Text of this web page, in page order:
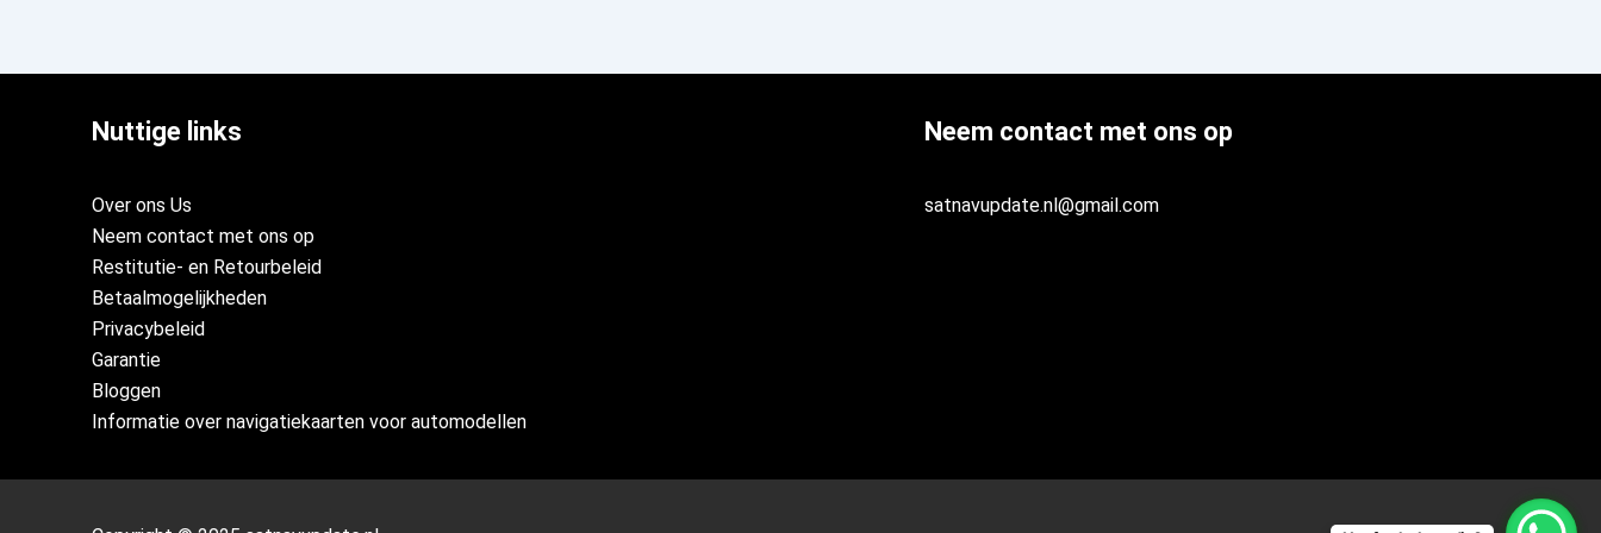
Nuttige links
Over ons Us
Neem contact met ons op
Restitutie- en Retourbeleid
Betaalmogelijkheden
Privacybeleid
Garantie
Bloggen
Informatie over navigatiekaarten voor automodellen
Neem contact met ons op
satnavupdate.nl@gmail.com